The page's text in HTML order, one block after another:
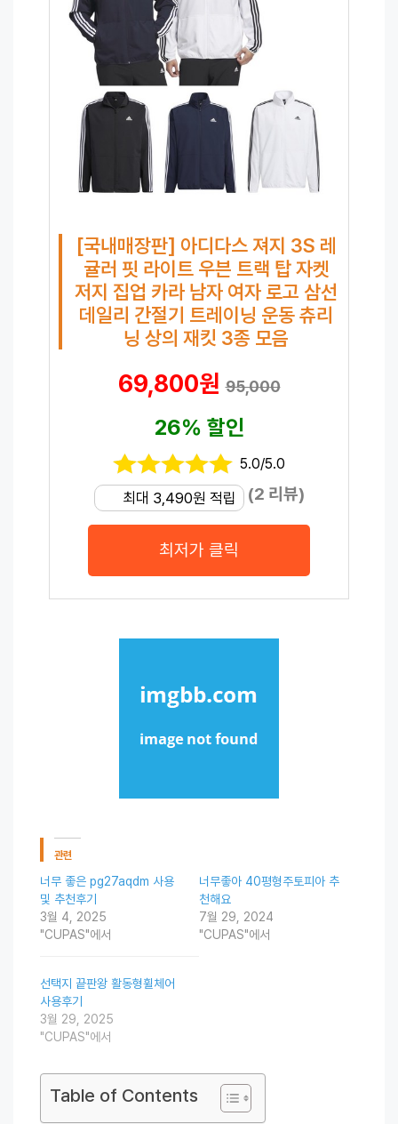
[국내매장판] 아디다스 져지 3S 레
귤러 핏 라이트 우븐 트랙 탑 자켓
저지 집업 카라 남자 여자 로고 삼선
데일리 간절기 트레이닝 운동 츄리
닝 상의 재킷 3종 모음
69,800원95,000
26% 할인
5.0/5.0
최대 3,490원 적립 (2 리뷰)
최저가 클릭
관련
너무 좋은 pg27aqdm 사용
및 추천후기
3월 4, 2025
"CUPAS"에서
너무좋아 40평형주토피아 추
천해요
7월 29, 2024
"CUPAS"에서
선택지 끝판왕 활동형휠체어
사용후기
3월 29, 2025
"CUPAS"에서
Table of Contents